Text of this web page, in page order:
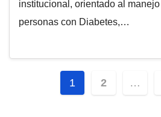
institucional, orientado al
personas con Diabetes,…
1 2 …